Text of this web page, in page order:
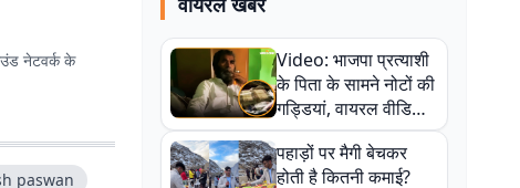
नेटवर्क के
paswan
Video: भाजपा प्रत्याशी
के पिता के सामने नोटों की
गड्डियां, वायरल वीडियो
से राजनीति में उबाल,
अजित महतो बोले- TMC
की गंदी चाल
पहाड़ों पर मैगी बेचकर
होती है कितनी कमाई?